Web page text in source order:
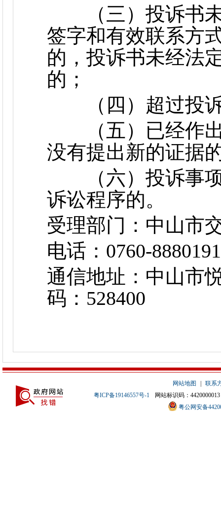
（三）投诉书未
签字和有效联系方
的，投诉书未经法
的；
（四）超过投诉
（五）已经作出
没有提出新的证据
（六）投诉事项
诉讼程序的。
受理部门：中山市
电话：0760-
通信地址：中山市
码：528400
网站地图
联系
粤ICP备19146557号-1
网站标识码：4420000013
粤公网安备